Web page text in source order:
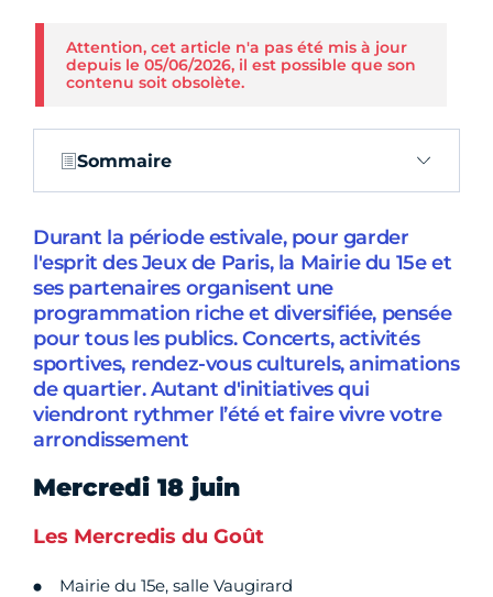
Attention, cet article n'a pas été mis à jour
depuis le 05/06/2026, il est possible que son
contenu soit obsolète.
Sommaire
Durant la période estivale, pour garder
l'esprit des Jeux de Paris, la Mairie du 15e et
ses partenaires organisent une
programmation riche et diversifiée, pensée
pour tous les publics. Concerts, activités
sportives, rendez-vous culturels, animations
de quartier. Autant d'initiatives qui
viendront rythmer l’été et faire vivre votre
arrondissement
Mercredi 18 juin
Les Mercredis du Goût
Mairie du 15e, salle Vaugirard